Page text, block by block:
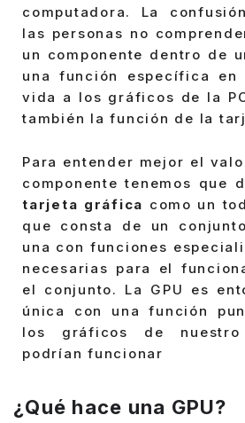
computadora. La
las personas no
un componente dentro de
una función específica
vida a los gráficos de la
también la función de la
Para entender mejor el
componente tenemos que
tarjeta gráfica como un
que consta de un
una con funciones
necesarias para el
el conjunto. La GPU es
única con una función
los gráficos de nuestro
podrían funcionar
¿Qué hace una GPU?